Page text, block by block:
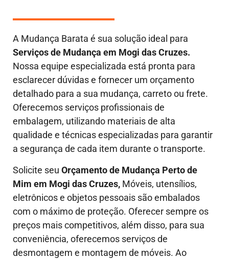
A Mudança Barata é sua solução ideal para
Serviços de Mudança em Mogi das Cruzes.
Nossa equipe especializada está pronta para
esclarecer dúvidas e fornecer um orçamento
detalhado para a sua mudança, carreto ou frete.
Oferecemos serviços profissionais de
embalagem, utilizando materiais de alta
qualidade e técnicas especializadas para garantir
a segurança de cada item durante o transporte.
Solicite seu Orçamento de Mudança Perto de
Mim em Mogi das Cruzes, Móveis, utensílios,
eletrônicos e objetos pessoais são embalados
com o máximo de proteção. Oferecer sempre os
preços mais competitivos, além disso, para sua
conveniência, oferecemos serviços de
desmontagem e montagem de móveis. Ao